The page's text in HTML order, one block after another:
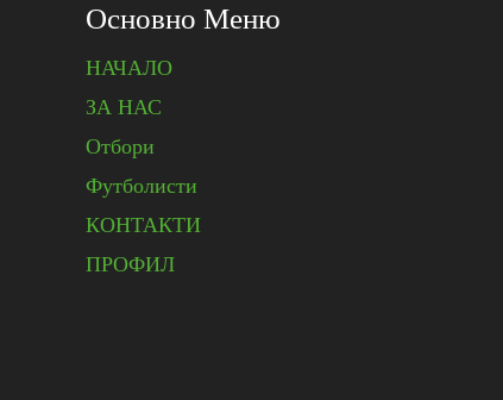
Основно Меню
НАЧАЛО
ЗА НАС
Отбори
Футболисти
КОНТАКТИ
ПРОФИЛ